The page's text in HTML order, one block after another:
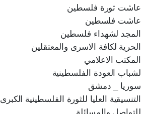
عاشت ثورة فلسطين
عاشت فلسطين
المجد لشهداء فلسطين
الحرية لكافة الاسرى والمعتقلين
المكتب الاعلامي
لشباب العودة الفلسطينية
سوريا _ دمشق
التنسيقية العليا للثورة الفلسطينية الكبرى 2011
للتواصل والمسائلة